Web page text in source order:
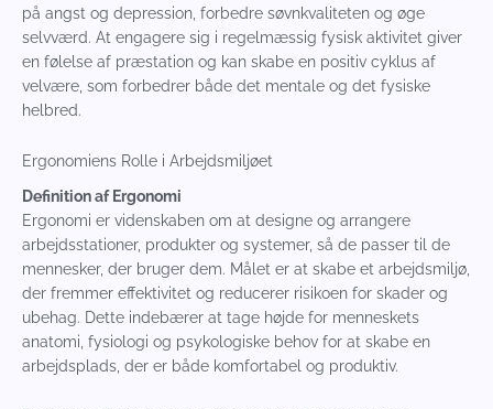
på angst og depression, forbedre søvnkvaliteten og øge
selvværd. At engagere sig i regelmæssig fysisk aktivitet giver
en følelse af præstation og kan skabe en positiv cyklus af
velvære, som forbedrer både det mentale og det fysiske
helbred.
Ergonomiens Rolle i Arbejdsmiljøet
Definition af Ergonomi
Ergonomi er videnskaben om at designe og arrangere
arbejdsstationer, produkter og systemer, så de passer til de
mennesker, der bruger dem. Målet er at skabe et arbejdsmiljø,
der fremmer effektivitet og reducerer risikoen for skader og
ubehag. Dette indebærer at tage højde for menneskets
anatomi, fysiologi og psykologiske behov for at skabe en
arbejdsplads, der er både komfortabel og produktiv.